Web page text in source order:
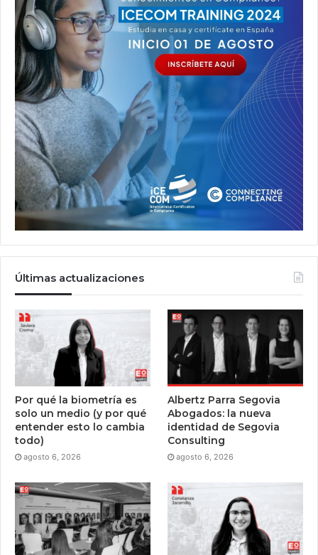
Últimas actualizaciones
Por qué la biometría es
solo un medio (y por qué
entender esto lo cambia
todo)
agosto 6, 2026
Albertz Parra Segovia
Abogados: la nueva
identidad de Segovia
Consulting
agosto 6, 2026